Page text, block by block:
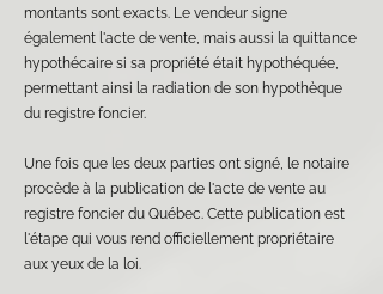
montants sont exacts. Le vendeur signe
également l'acte de vente, mais aussi la quittance
hypothécaire si sa propriété était hypothéquée,
permettant ainsi la radiation de son hypothèque
du registre foncier.
Une fois que les deux parties ont signé, le notaire
procède à la publication de l'acte de vente au
registre foncier du Québec. Cette publication est
l'étape qui vous rend officiellement propriétaire
aux yeux de la loi.